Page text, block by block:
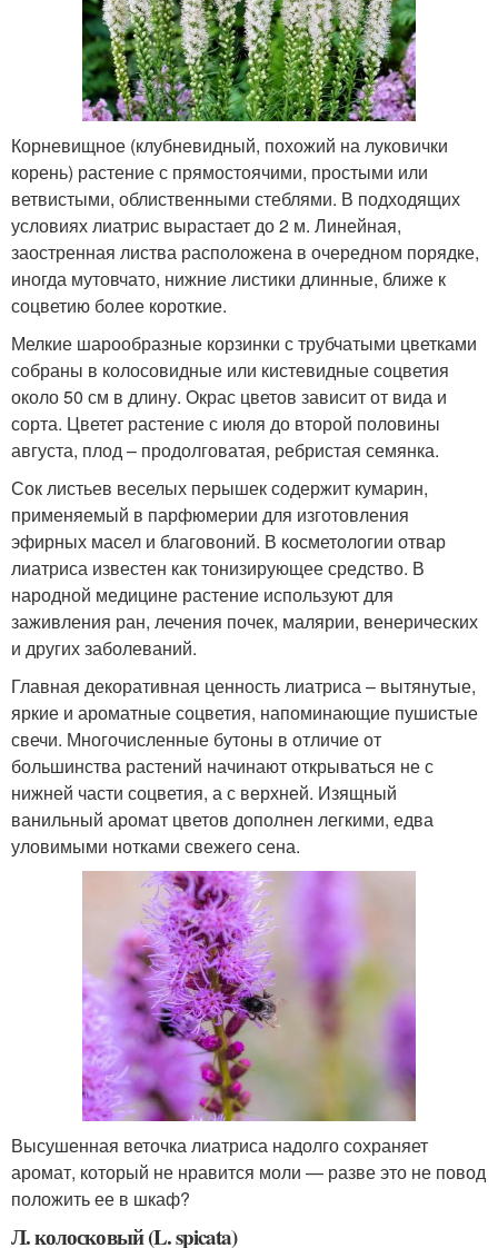
Корневищное (клубневидный, похожий на луковички
корень) растение с прямостоячими, простыми или
ветвистыми, облиственными стеблями. В подходящих
условиях лиатрис вырастает до 2 м. Линейная,
заостренная листва расположена в очередном порядке,
иногда мутовчато, нижние листики длинные, ближе к
соцветию более короткие.
Мелкие шарообразные корзинки с трубчатыми цветками
собраны в колосовидные или кистевидные соцветия
около 50 см в длину. Окрас цветов зависит от вида и
сорта. Цветет растение с июля до второй половины
августа, плод – продолговатая, ребристая семянка.
Сок листьев веселых перышек содержит кумарин,
применяемый в парфюмерии для изготовления
эфирных масел и благовоний. В косметологии отвар
лиатриса известен как тонизирующее средство. В
народной медицине растение используют для
заживления ран, лечения почек, малярии, венерических
и других заболеваний.
Главная декоративная ценность лиатриса – вытянутые,
яркие и ароматные соцветия, напоминающие пушистые
свечи. Многочисленные бутоны в отличие от
большинства растений начинают открываться не с
нижней части соцветия, а с верхней. Изящный
ванильный аромат цветов дополнен легкими, едва
уловимыми нотками свежего сена.
Высушенная веточка лиатриса надолго сохраняет
аромат, который не нравится моли — разве это не повод
положить ее в шкаф?
Л. колосковый (L. spicata)